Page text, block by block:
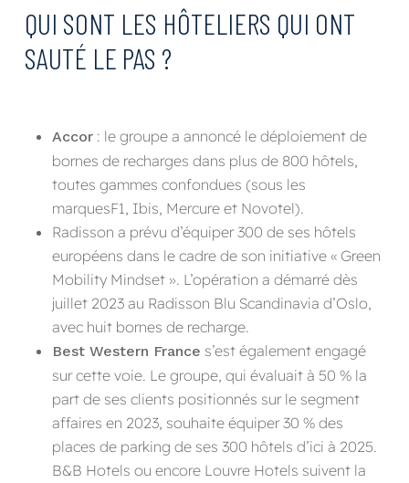
QUI SONT LES HÔTELIERS QUI ONT
SAUTÉ LE PAS ?
Accor: le groupe a annoncé le déploiement de
bornes de recharges dans plus de 800 hôtels,
toutes gammes confondues (sous les
marquesF1, Ibis, Mercure et Novotel).
Radisson a prévu d’équiper 300 de ses hôtels
européens dans le cadre de son initiative « Green
Mobility Mindset ». L’opération a démarré dès
juillet 2023 au Radisson Blu Scandinavia d’Oslo,
avec huit bornes de recharge.
Best Western France s’est également engagé
sur cette voie. Le groupe, qui évaluait à 50 % la
part de ses clients positionnés sur le segment
affaires en 2023, souhaite équiper 30 % des
places de parking de ses 300 hôtels d’ici à 2025.
B&B Hotels ou encore Louvre Hotels suivent la